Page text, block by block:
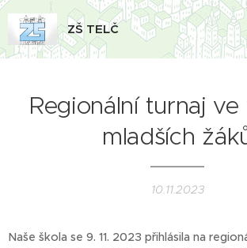
ZŠ TELČ
Regionální turnaj ve
mladších
10.11.2023
Naše škola se 9. 11. 2023 přihlásila na